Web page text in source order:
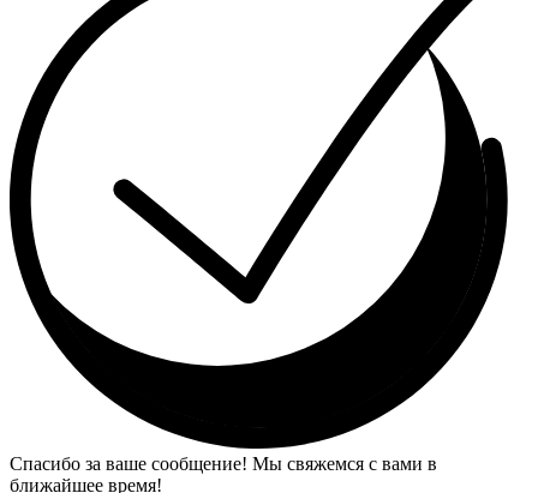
Спасибо за ваше сообщение! Мы свяжемся с вами в
ближайшее время!